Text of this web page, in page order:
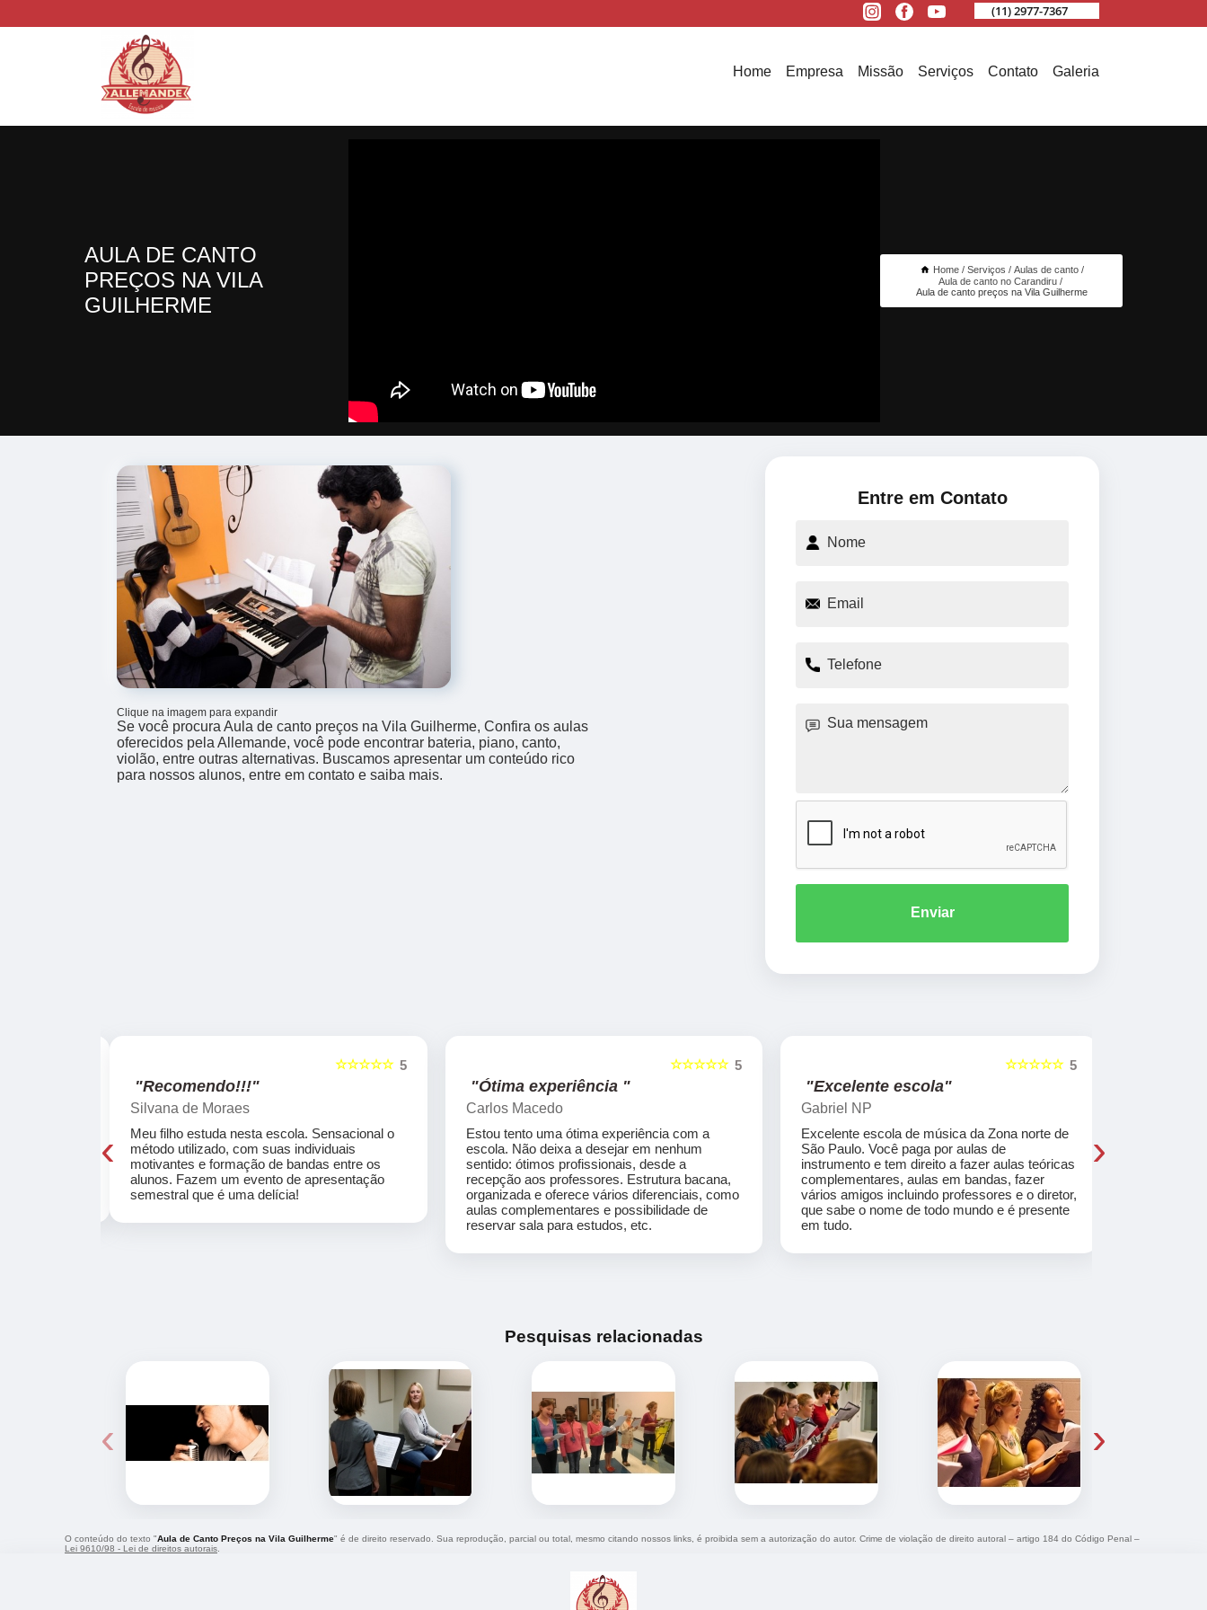
(11) 2977-7367
Home Empresa Missão Serviços Contato Galeria
AULA DE CANTO
PREÇOS NA VILA
GUILHERME
Home Serviços
Aulas de canto
Aula de canto no Carandiru
Aula de canto preços na Vila Guilherme
Clique na imagem para expandir
Se você procura Aula de canto preços na Vila Guilherme, Confira os aulas
oferecidos pela Allemande, você pode encontrar bateria, piano, canto,
violão, entre outras alternativas. Buscamos apresentar um conteúdo rico
para nossos alunos, entre em contato e saiba mais.
Entre em Contato
Enviar
5
☆☆☆☆☆
"Recomendo!!!"
Silvana de Moraes
Meu filho estuda nesta escola. Sensacional o
método utilizado, com suas individuais
motivantes e formação de bandas entre os
alunos. Fazem um evento de apresentação
semestral que é uma delícia!
5
☆☆☆☆☆
"Ótima experiência "
Carlos Macedo
Estou tento uma ótima experiência com a
escola. Não deixa a desejar em nenhum
sentido: ótimos profissionais, desde a
recepção aos professores. Estrutura bacana,
organizada e oferece vários diferenciais, como
aulas complementares e possibilidade de
reservar sala para estudos, etc.
5
☆☆☆☆☆
"Excelente escola"
Gabriel NP
Excelente escola de música da Zona norte de
São Paulo. Você paga por aulas de
instrumento e tem direito a fazer aulas teóricas
complementares, aulas em bandas, fazer
vários amigos incluindo professores e o diretor,
que sabe o nome de todo mundo e é presente
em tudo.
‹ ›
Pesquisas relacionadas
‹ ›
O conteúdo do texto "Aula de Canto Preços na Vila Guilherme" é de direito reservado. Sua reprodução, parcial ou total, mesmo citando nossos links, é proibida sem a autorização do autor. Crime de violação de direito autoral – artigo 184 do Código Penal –
Lei 9610/98 - Lei de direitos autorais